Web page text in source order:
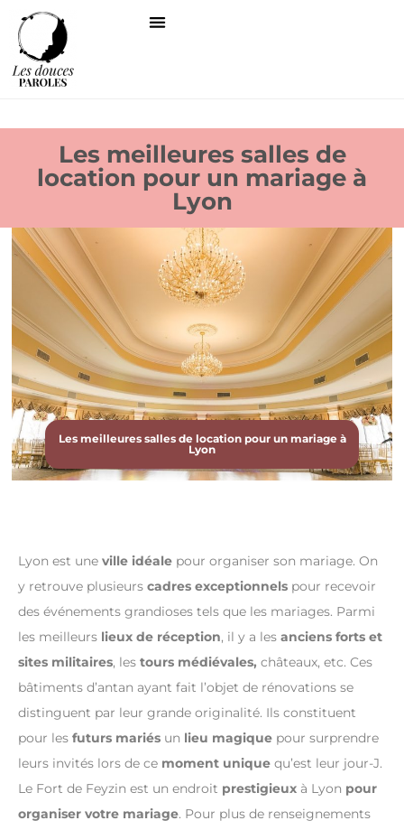
Les meilleures salles de
location pour un mariage à
Lyon
Les meilleures salles de location pour un mariage à
Lyon
Lyon est une ville idéale pour organiser son mariage. On
y retrouve plusieurs cadres exceptionnels pour recevoir
des événements grandioses tels que les mariages. Parmi
les meilleurs lieux de réception, il y a les anciens forts et
sites militaires, les tours médiévales, châteaux, etc. Ces
bâtiments d’antan ayant fait l’objet de rénovations se
distinguent par leur grande originalité. Ils constituent
pour les futurs mariés un lieu magique pour surprendre
leurs invités lors de ce moment unique qu’est leur jour-J.
Le Fort de Feyzin est un endroit prestigieux à Lyon pour
organiser votre mariage. Pour plus de renseignements